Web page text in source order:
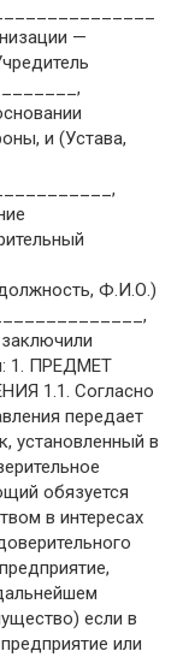
—
и (Устава,
Ф.И.О.)
1. ПРЕДМЕТ
1.1. Согласно
передает
установленный в
обязуется
в интересах
если в
или